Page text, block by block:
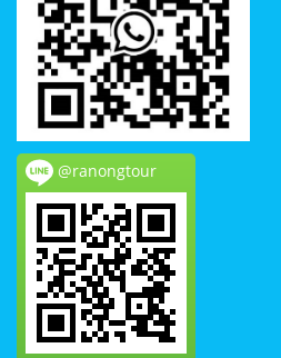
@ranongtour